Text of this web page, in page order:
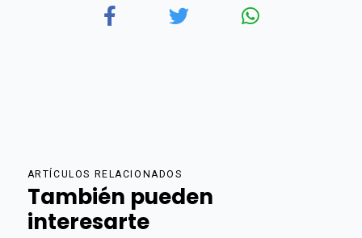
ARTÍCULOS RELACIONADOS
También pueden
interesarte